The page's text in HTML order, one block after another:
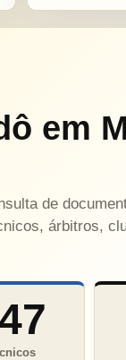
em
de
árbitros,